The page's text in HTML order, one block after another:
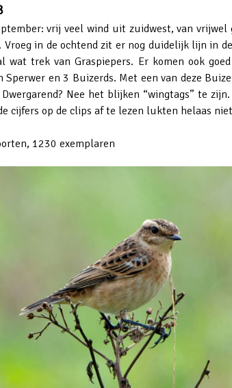
vrij veel wind uit zuidwest, van
Vroeg in de ochtend zit er nog duidelijk lijn in
wat trek van Graspiepers. Er komen ook
Sperwer en 3 Buizerds. Met een van deze
Nee het blijken “wingtags” te
cijfers op de clips af te lezen lukten helaas
1230 exemplaren